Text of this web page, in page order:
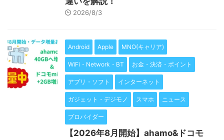
2026/8/3
Android Apple MNO(キャリア)
WiFi・Network・BT お金・決済・ポイント
アプリ・ソフト インターネット
ガジェット・デジモノ スマホ ニュース
プロバイダー
【2026年8月開始】ahamo&ドコモ